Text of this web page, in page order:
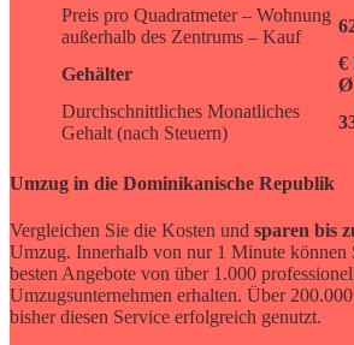
Preis pro Quadratmeter – Wohnung
außerhalb des Zentrums – Kauf
Gehälter
€
Ø
Durchschnittliches Monatliches
Gehalt (nach Steuern)
Umzug in die Dominikanische Republik
Vergleichen Sie die Kosten und sparen bis
Umzug. Innerhalb von nur 1 Minute können
besten Angebote von über 1.000
Umzugsunternehmen erhalten. Über
bisher diesen Service erfolgreich genutzt.